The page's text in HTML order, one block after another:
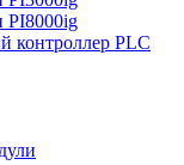
PI8000ig
контроллер PLC